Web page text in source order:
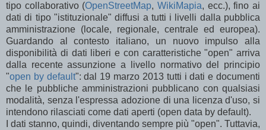
tipo collaborativo (OpenStreetMap,WikiMapia, ecc.), fino ai
dati di tipo "istituzionale" diffusi a tutti i livelli dalla pubblica
amministrazione (locale, regionale, centrale ed europea).
Guardando al contesto italiano, un nuovo impulso alla
disponibilità di dati liberi e con caratteristiche "open" arriva
dalla recente assunzione a livello normativo del principio
"open by default": dal 19 marzo 2013 tutti i dati e documenti
che le pubbliche amministrazioni pubblicano con qualsiasi
modalità, senza l'espressa adozione di una licenza d'uso, si
intendono rilasciati come dati aperti (open data by default).
I dati stanno, quindi, diventando sempre più "open". Tuttavia,